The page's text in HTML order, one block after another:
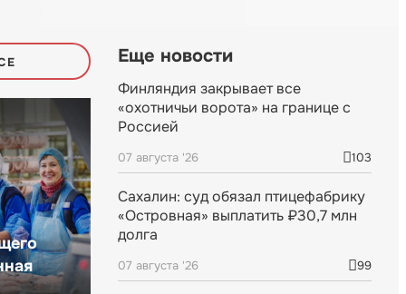
Еще новости
Финляндия закрывает все
«охотничьи ворота» на границе с
Россией
07 августа '26 103
Сахалин: суд обязал птицефабрику
«Островная» выплатить ₽30,7 млн
долга
07 августа '26 99